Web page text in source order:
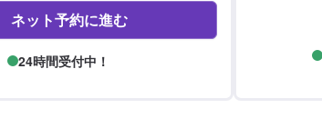
ネット予約に進む
24時間受付中！